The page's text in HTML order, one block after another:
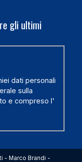
gli ultimi
dati personali
sulla
e compreso l'
- Marco Brandi -